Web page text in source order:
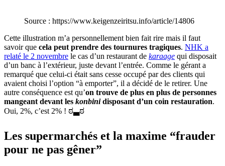
Source : https://www.keigenzeiritsu.info/article/14806
Cette illustration m’a personnellement bien fait rire mais il faut
savoir que cela peut prendre des tournures tragiques. NHK a
relaté le 2 novembre le cas d’un restaurant de karaage qui disposait
d’un banc à l’extérieur, juste devant l’entrée. Comme le gérant a
remarqué que celui-ci était sans cesse occupé par des clients qui
avaient choisi l’option “à emporter”, il a décidé de le retirer. Une
autre conséquence est qu’on trouve de plus en plus de personnes
mangeant devant les konbinidisposant d’un coin restauration.
Oui, 2%, c’est 2% ! ಠ▃ಠ
Les supermarchés et la maxime “frauder
pour ne pas gêner”